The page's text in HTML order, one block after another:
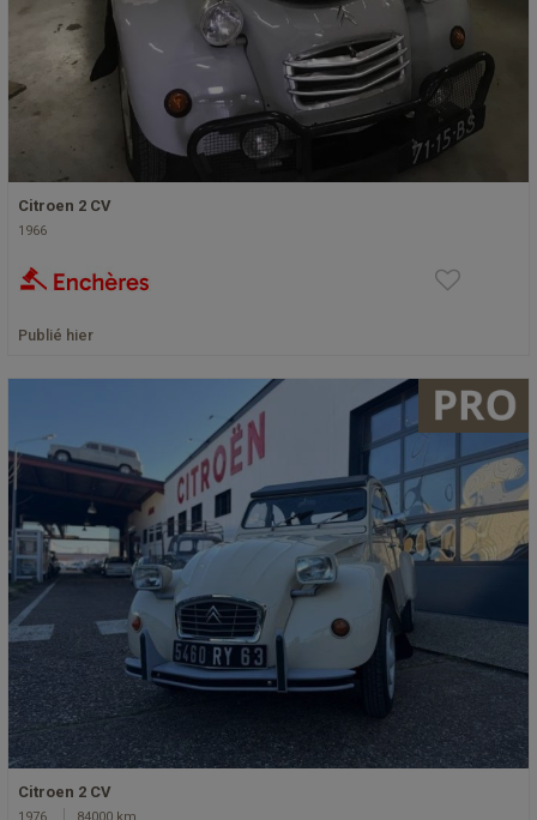
Citroen 2 CV
1966
Publié hier
Citroen 2 CV